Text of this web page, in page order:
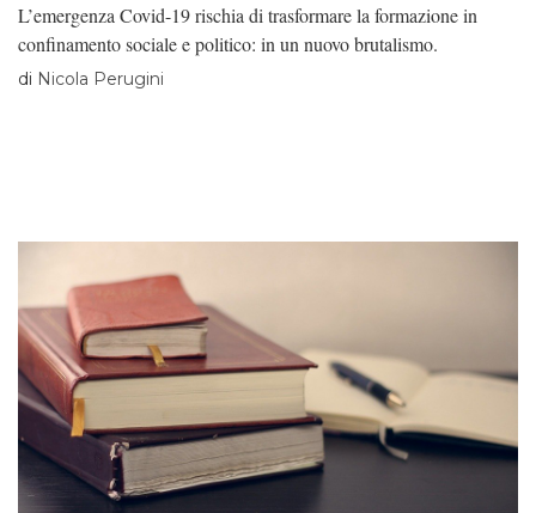
L’emergenza Covid-19 rischia di trasformare la formazione in
confinamento sociale e politico: in un nuovo brutalismo.
di Nicola Perugini